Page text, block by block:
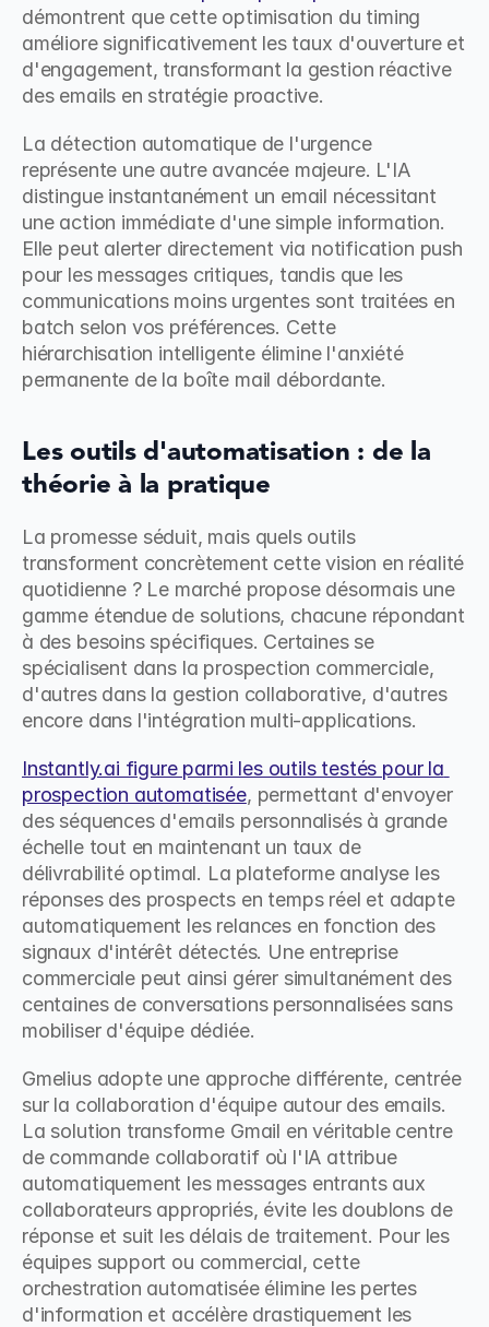
démontrent que cette optimisation du timing
améliore significativement les taux d'ouverture et
d'engagement, transformant la gestion réactive
des emails en stratégie proactive.
La détection automatique de l'urgence
représente une autre avancée majeure. L'IA
distingue instantanément un email nécessitant
une action immédiate d'une simple information.
Elle peut alerter directement via notification push
pour les messages critiques, tandis que les
communications moins urgentes sont traitées en
batch selon vos préférences. Cette
hiérarchisation intelligente élimine l'anxiété
permanente de la boîte mail débordante.
Les outils d'automatisation : de la
théorie à la pratique
La promesse séduit, mais quels outils
transforment concrètement cette vision en réalité
quotidienne ? Le marché propose désormais une
gamme étendue de solutions, chacune répondant
à des besoins spécifiques. Certaines se
spécialisent dans la prospection commerciale,
d'autres dans la gestion collaborative, d'autres
encore dans l'intégration multi-applications.
Instantly.ai figure parmi les outils testés pour la
prospection automatisée, permettant d'envoyer
des séquences d'emails personnalisés à grande
échelle tout en maintenant un taux de
délivrabilité optimal. La plateforme analyse les
réponses des prospects en temps réel et adapte
automatiquement les relances en fonction des
signaux d'intérêt détectés. Une entreprise
commerciale peut ainsi gérer simultanément des
centaines de conversations personnalisées sans
mobiliser d'équipe dédiée.
Gmelius adopte une approche différente, centrée
sur la collaboration d'équipe autour des emails.
La solution transforme Gmail en véritable centre
de commande collaboratif où l'IA attribue
automatiquement les messages entrants aux
collaborateurs appropriés, évite les doublons de
réponse et suit les délais de traitement. Pour les
équipes support ou commercial, cette
orchestration automatisée élimine les pertes
d'information et accélère drastiquement les